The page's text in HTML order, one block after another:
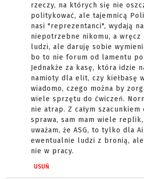
rzeczy, na których się nie
politykować, ale tajemnicą
nasi "reprezentanci", wydają
niepotrzebne nikomu, a wręcz
ludzi, ale daruję sobie
bo to nie forum od lamentu
Jednakże za kasę, która idzie
namioty dla elit, czy kiełbasę
wiadomo, czego można by
wiele sprzętu do ćwiczeń.
nie atrap. Z całym
sprawa, sam mam wiele
uważam, że ASG, to tylko dla
ewentualnie ludzi z bronią,
nie w pracy.
USUŃ